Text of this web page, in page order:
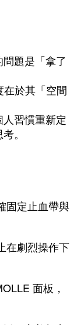
題是「拿了
於其「空間
習慣重新定
。
固定止血帶與
在劇烈操作下
面板，